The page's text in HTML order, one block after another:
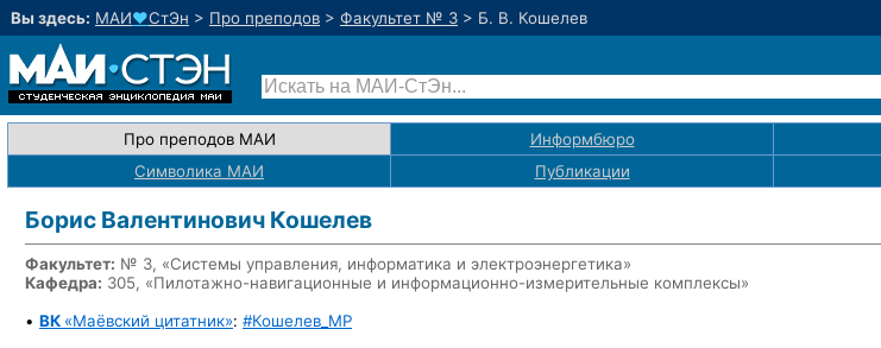
Вы здесь: МАИ♥СтЭн > Про преподов > Факультет № 3 > Б. В. Кошелев
Про преподов МАИ Информбюро
Символика МАИ
Публикации
Борис Валентинович Кошелев
Факультет: № 3, «Системы управления, информатика и электроэнергетика»
Кафедра: 305, «Пилотажно-навигационные и информационно-измерительные комплексы»
• ВК «Маёвский цитатник»: #Кошелев_MP